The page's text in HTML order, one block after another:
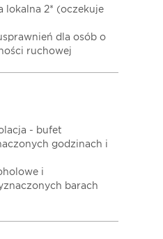
lokalna 2* (oczekuje
dla osób o
ruchowej
- bufet
godzinach i
i
barach